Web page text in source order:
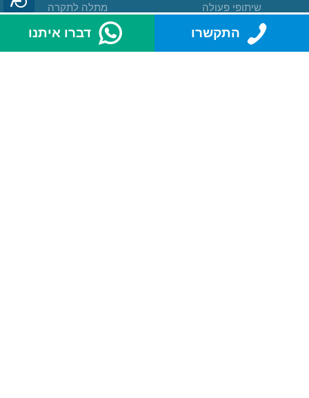
שיתופי פעולה
מתלה לתקרה
מתלה רצפתי
התקשרו דברו איתנו